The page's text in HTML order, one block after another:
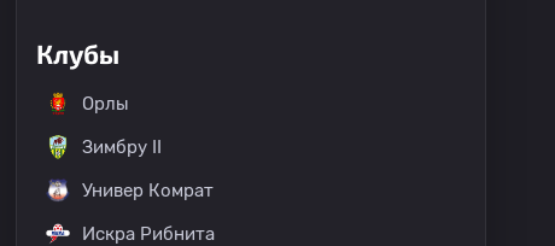
Клубы
Орлы
Зимбру II
Универ Комрат
Искра Рибнита